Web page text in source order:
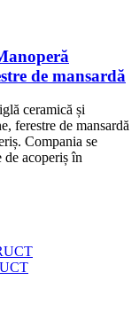
de mansardă
ceramică și
ferestre de mansardă
Compania se
de acoperiș în